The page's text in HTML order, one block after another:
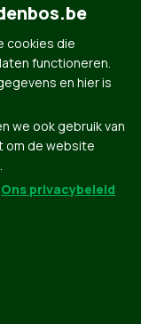
cookies die
functioneren.
en hier is
we ook gebruik van
om de website
Ons privacybeleid